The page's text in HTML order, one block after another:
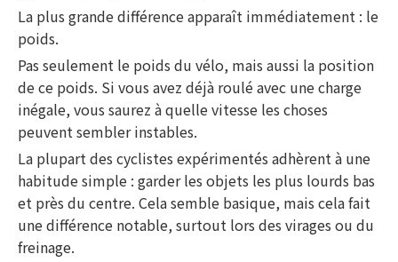
La plus grande différence apparaît immédiatement : le
poids.
Pas seulement le poids du vélo, mais aussi la position
de ce poids. Si vous avez déjà roulé avec une charge
inégale, vous saurez à quelle vitesse les choses
peuvent sembler instables.
La plupart des cyclistes expérimentés adhèrent à une
habitude simple : garder les objets les plus lourds bas
et près du centre. Cela semble basique, mais cela fait
une différence notable, surtout lors des virages ou du
freinage.